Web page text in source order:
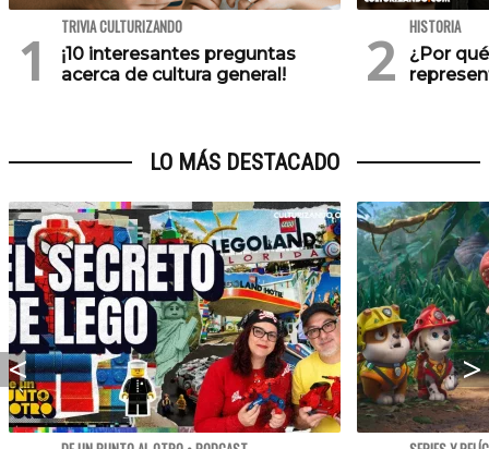
TRIVIA CULTURIZANDO
¡10 interesantes preguntas
acerca de cultura general!
HISTORIA
¿Por
LO MÁS DESTACADO